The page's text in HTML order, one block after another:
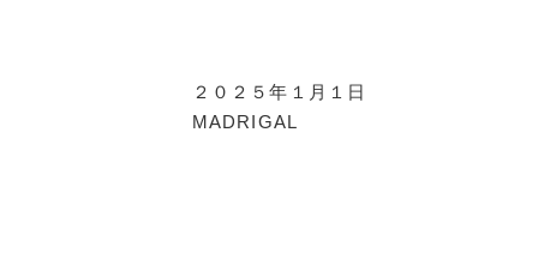
２０２５年１月１日
MADRIGAL